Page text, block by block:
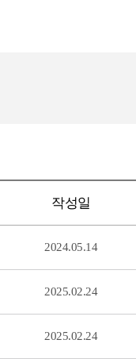
작성일
2024.05.14
2025.02.24
2025.02.24